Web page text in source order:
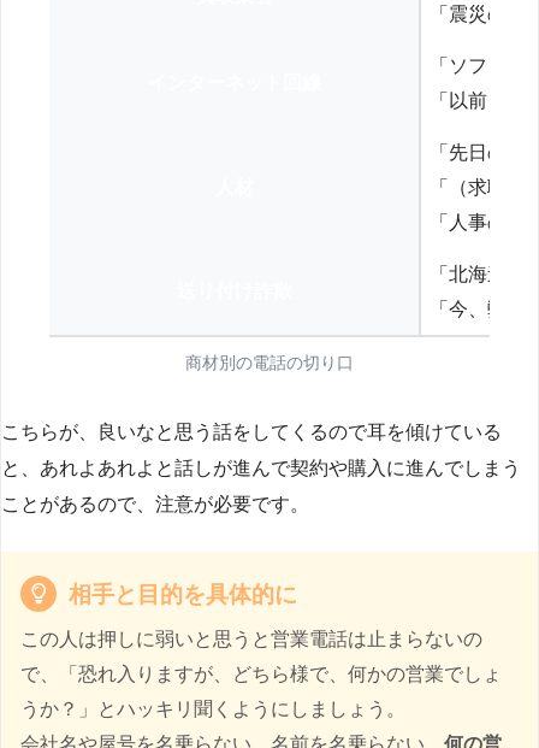
「震災の
「ソフト
「以前、
「先日の
「（求職
「人事の方
「北海道
「今、弊
商材別の電話の切り口
こちらが、良いなと思う話をしてくるので耳を傾けている
と、あれよあれよと話しが進んで契約や購入に進んでしまう
ことがあるので、注意が必要です。
相手と目的を具体的に
この人は押しに弱いと思うと営業電話は止まらないの
で、「恐れ入りますが、どちら様で、何かの営業でしょ
うか？」とハッキリ聞くようにしましょう。
会社名や屋号を名乗らない、名前を名乗らない、 何の営